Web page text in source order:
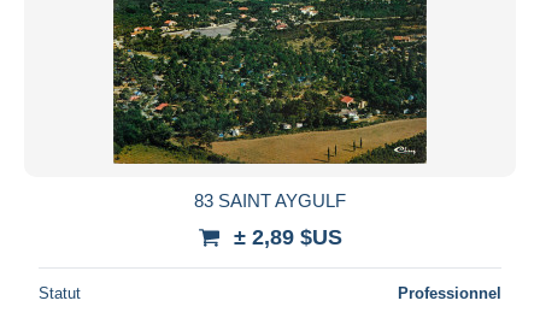
83 SAINT AYGULF
± 2,89 $US
Statut Professionnel